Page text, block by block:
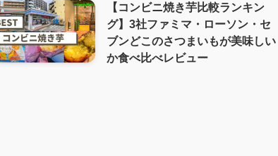
【コンビニ焼き芋比較ランキン
グ】3社ファミマ・ローソン・セ
ブンどこのさつまいもが美味しい
か食べ比べレビュー